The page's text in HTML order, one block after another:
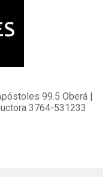
99.5 Oberá |
3764-531233